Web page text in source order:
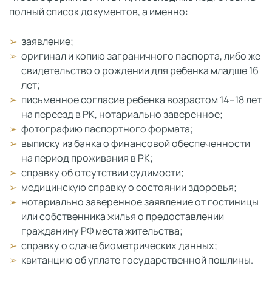
полный список документов, а именно:
заявление;
оригинал и копию заграничного паспорта, либо же
свидетельство о рождении для ребенка младше 16
лет;
письменное согласие ребенка возрастом 14–18 лет
на переезд в РК, нотариально заверенное;
фотографию паспортного формата;
выписку из банка о финансовой обеспеченности
на период проживания в РК;
справку об отсутствии судимости;
медицинскую справку о состоянии здоровья;
нотариально заверенное заявление от гостиницы
или собственника жилья о предоставлении
гражданину РФ места жительства;
справку о сдаче биометрических данных;
квитанцию об уплате государственной пошлины.